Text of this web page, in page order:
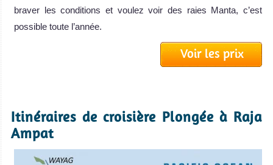
braver les conditions et voulez voir des raies Manta, c’est
possible toute l’année.
Voir les prix
Itinéraires de croisière Plongée à Raja
Ampat